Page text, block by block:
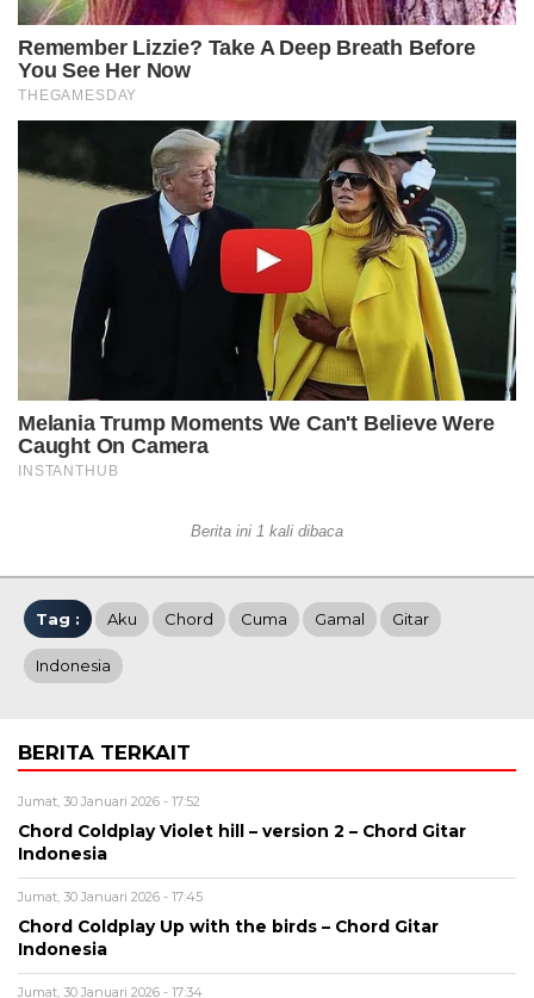
Berita ini 1 kali dibaca
Tag : Aku Chord Cuma Gamal Gitar
Indonesia
BERITA TERKAIT
Jumat, 30 Januari 2026 - 17:52
Chord Coldplay Violet hill – version 2 – Chord Gitar
Indonesia
Jumat, 30 Januari 2026 - 17:45
Chord Coldplay Up with the birds – Chord Gitar
Indonesia
Jumat, 30 Januari 2026 - 17:34